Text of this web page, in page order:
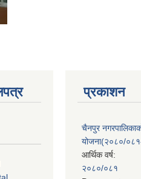
प्रकाशन
चैनपुर
योजना(२०८०/
आर्थिक वर्ष:
२०८०/०८१